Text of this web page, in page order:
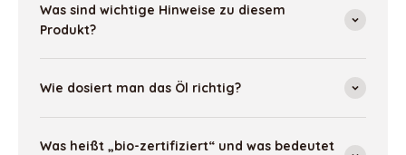
Was sind wichtige Hinweise zu diesem
Produkt?
Wie dosiert man das Öl richtig?
Was heißt „bio-zertifiziert“ und was bedeutet